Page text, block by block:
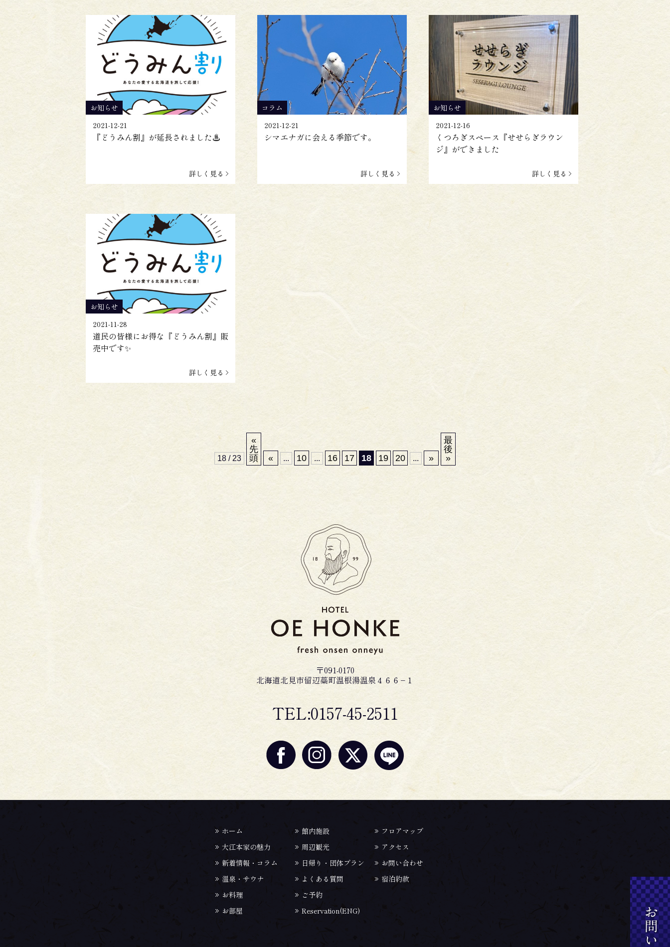
お知らせ
2021-12-21
『どうみん割』が延長されました♨
詳しく見る
コラム
2021-12-21
シマエナガに会える季節です。
詳しく見る
お知らせ
2021-12-16
くつろぎスペース『せせらぎラウン
ジ』ができました
詳しく見る
お知らせ
2021-11-28
道民の皆様にお得な『どうみん割』販
売中です✨
詳しく見る
18 / 23
«
先
頭
« ... 10 ... 16 17 18 19 20 ... »
最
後
»
〒091-0170
北海道北見市留辺蘂町温根湯温泉４６６−１
TEL:0157-45-2511
ホーム
大江本家の魅力
新着情報・コラム
温泉・サウナ
お料理
お部屋
館内施設
周辺観光
日帰り・団体プラン
よくある質問
ご予約
Reservation(ENG)
フロアマップ
アクセス
お問い合わせ
宿泊約款